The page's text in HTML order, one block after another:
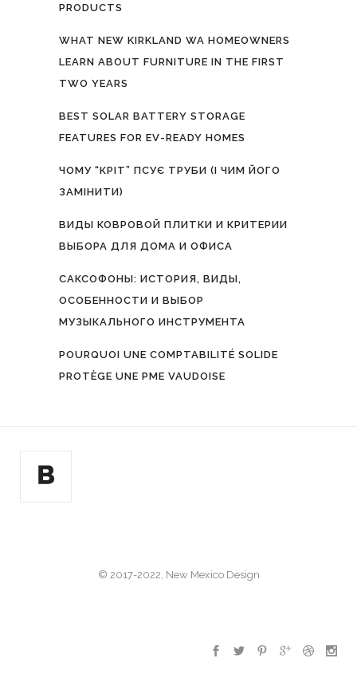
PRODUCTS
WHAT NEW KIRKLAND WA HOMEOWNERS
LEARN ABOUT FURNITURE IN THE FIRST
TWO YEARS
BEST SOLAR BATTERY STORAGE
FEATURES FOR EV-READY HOMES
ЧОМУ “КРІТ” ПСУЄ ТРУБИ (І ЧИМ ЙОГО
ЗАМІНИТИ)
ВИДЫ КОВРОВОЙ ПЛИТКИ И КРИТЕРИИ
ВЫБОРА ДЛЯ ДОМА И ОФИСА
САКСОФОНЫ: ИСТОРИЯ, ВИДЫ,
ОСОБЕННОСТИ И ВЫБОР
МУЗЫКАЛЬНОГО ИНСТРУМЕНТА
POURQUOI UNE COMPTABILITÉ SOLIDE
PROTÈGE UNE PME VAUDOISE
© 2017-2022, New Mexico Design